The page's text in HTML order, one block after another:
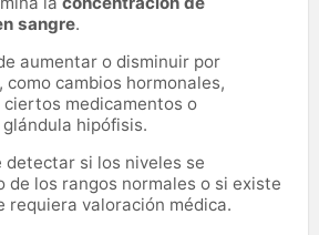
sangre.
aumentar o disminuir por
cambios hormonales,
medicamentos o
hipófisis.
detectar si los niveles se
de los rangos normales o si existe
requiera valoración médica.